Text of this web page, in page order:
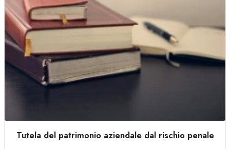
Tutela del patrimonio aziendale dal rischio penale